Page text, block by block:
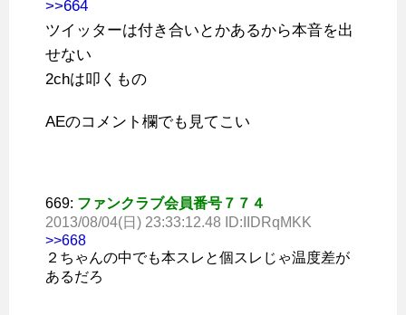
>>664
ツイッターは付き合いとかあるから本音を出
せない
2chは叩くもの
AEのコメント欄でも見てこい
669: ファンクラブ会員番号７７４
2013/08/04(日) 23:33:12.48 ID:IIDRqMKK
>>668
２ちゃんの中でも本スレと個スレじゃ温度差が
あるだろ